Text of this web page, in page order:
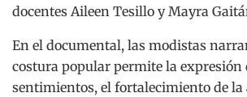
docentes Aileen Tesillo y Mayra
En el documental, las modistas
costura popular permite la expresión
sentimientos, el fortalecimiento de la